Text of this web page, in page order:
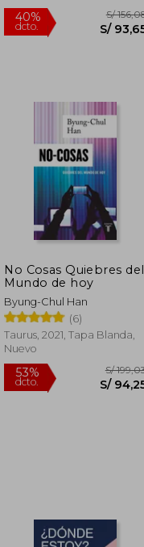
S/ 149,00
S/ 119,20
40%
dcto.
No Cosas Quiebres del
Mundo de hoy
Byung-Chul Han
(6)
Taurus, 2021, Tapa Blanda,
Nuevo